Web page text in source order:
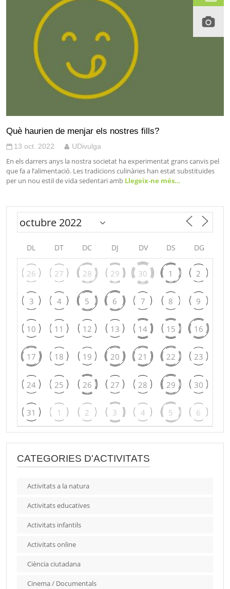
Què haurien de menjar els nostres fills?
13 oct. 2022 UDivulga
En els darrers anys la nostra societat ha experimentat grans canvis pel
que fa a l’alimentació. Les tradicions culinàries han estat substituïdes
per un nou estil de vida sedentari amb Llegeix-ne més…
DL DT DC DJ DV DS DG
26 27 28 29 30 1 2
3 4 5 6 7 8 9
10 11 12 13 14 15 16
17 18 19 20 21 22 23
24 25 26 27 28 29 30
31 1 2 3 4 5 6
CATEGORIES D'ACTIVITATS
Activitats a la natura
Activitats educatives
Activitats infantils
Activitats online
Ciència ciutadana
Cinema / Documentals